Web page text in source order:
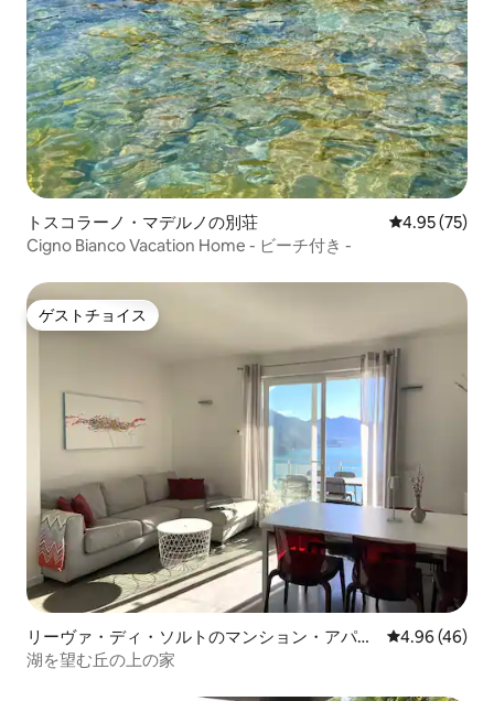
トスコラーノ・マデルノの別荘 レビュー75
4.95 (75)
Cigno Bianco Vacation Home - ビーチ付き -
ゲストチョイス
ゲストチョイス
リーヴァ・ディ・ソルトのマンション・アパー
ト
レビュー46
4.96 (46)
湖を望む丘の上の家